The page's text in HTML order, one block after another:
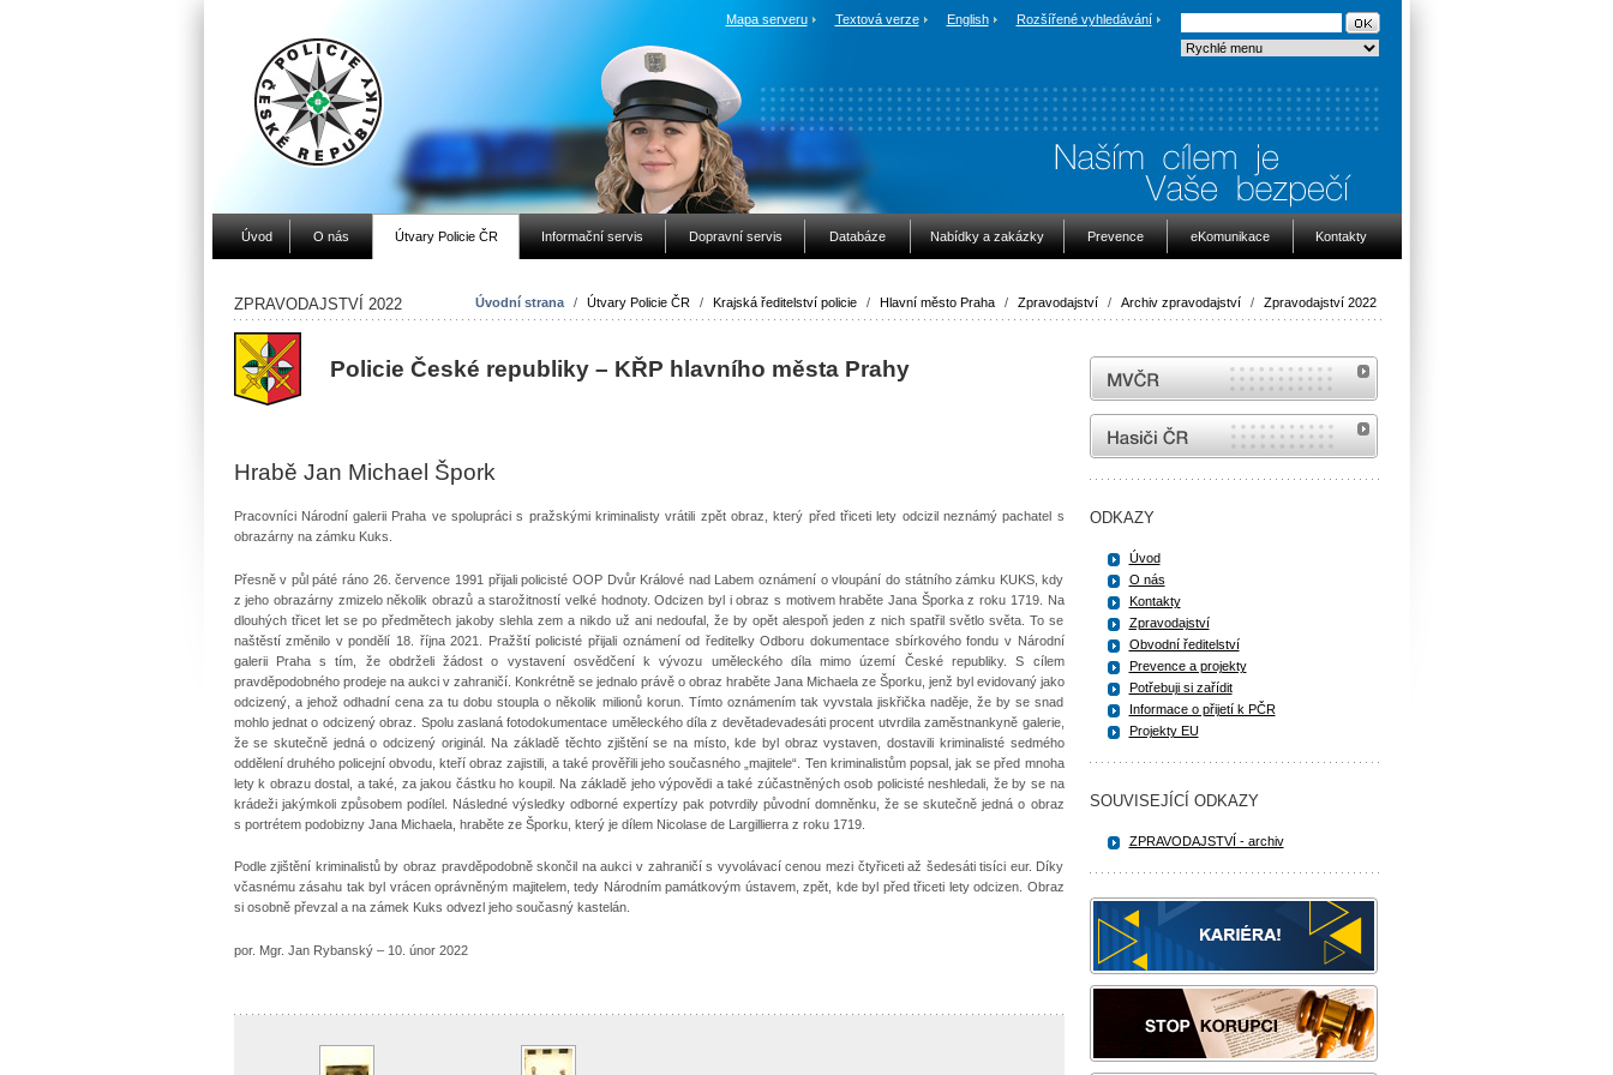
Mapa serveru Textová verze English Rozšířené vyhledávání
Úvod O nás Útvary Policie ČR Informační servis Dopravní servis Databáze Nabídky a zakázky Prevence eKomunikace Kontakty
Úvodní strana / Útvary Policie ČR / Krajská ředitelství policie / Hlavní město Praha / Zpravodajství / Archiv zpravodajství / Zpravodajství 2022
ZPRAVODAJSTVÍ 2022
Policie České republiky – KŘP hlavního města Prahy
Hrabě Jan Michael Špork
Pracovníci Národní galerii Praha ve spolupráci s pražskými kriminalisty vrátili zpět obraz, který před třiceti lety odcizil neznámý pachatel s
obrazárny na zámku Kuks.
Přesně v půl páté ráno 26. července 1991 přijali policisté OOP Dvůr Králové nad Labem oznámení o vloupání do státního zámku KUKS, kdy
z jeho obrazárny zmizelo několik obrazů a starožitností velké hodnoty. Odcizen byl i obraz s motivem hraběte Jana Šporka z roku 1719. Na
dlouhých třicet let se po předmětech jakoby slehla zem a nikdo už ani nedoufal, že by opět alespoň jeden z nich spatřil světlo světa. To se
naštěstí změnilo v pondělí 18. října 2021. Pražští policisté přijali oznámení od ředitelky Odboru dokumentace sbírkového fondu v Národní
galerii Praha s tím, že obdrželi žádost o vystavení osvědčení k vývozu uměleckého díla mimo území České republiky. S cílem
pravděpodobného prodeje na aukci v zahraničí. Konkrétně se jednalo právě o obraz hraběte Jana Michaela ze Šporku, jenž byl evidovaný jako
odcizený, a jehož odhadní cena za tu dobu stoupla o několik milionů korun. Tímto oznámením tak vyvstala jiskřička naděje, že by se snad
mohlo jednat o odcizený obraz. Spolu zaslaná fotodokumentace uměleckého díla z devětadevadesáti procent utvrdila zaměstnankyně galerie,
že se skutečně jedná o odcizený originál. Na základě těchto zjištění se na místo, kde byl obraz vystaven, dostavili kriminalisté sedmého
oddělení druhého policejní obvodu, kteří obraz zajistili, a také prověřili jeho současného „majitele“. Ten kriminalistům popsal, jak se před mnoha
lety k obrazu dostal, a také, za jakou částku ho koupil. Na základě jeho výpovědi a také zúčastněných osob policisté neshledali, že by se na
krádeži jakýmkoli způsobem podílel. Následné výsledky odborné expertízy pak potvrdily původní domněnku, že se skutečně jedná o obraz
s portrétem podobizny Jana Michaela, hraběte ze Šporku, který je dílem Nicolase de Largillierra z roku 1719.
Podle zjištění kriminalistů by obraz pravděpodobně skončil na aukci v zahraničí s vyvolávací cenou mezi čtyřiceti až šedesáti tisíci eur. Díky
včasnému zásahu tak byl vrácen oprávněným majitelem, tedy Národním památkovým ústavem, zpět, kde byl před třiceti lety odcizen. Obraz
si osobně převzal a na zámek Kuks odvezl jeho současný kastelán.
por. Mgr. Jan Rybanský – 10. únor 2022
MVČR
internetové stránky Hasiči ČR
ODKAZY
Úvod
O nás
Kontakty
Zpravodajství
Obvodní ředitelství
Prevence a projekty
Potřebuji si zařídit
Informace o přijetí k PČR
Projekty EU
SOUVISEJÍCÍ ODKAZY
ZPRAVODAJSTVÍ - archiv